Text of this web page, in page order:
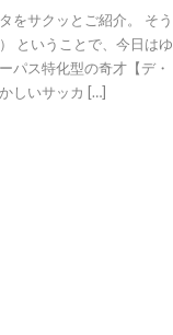
をサクッとご紹介。 そう
ということで、今日はゆ
パス特化型の奇才【デ・
しいサッカ […]